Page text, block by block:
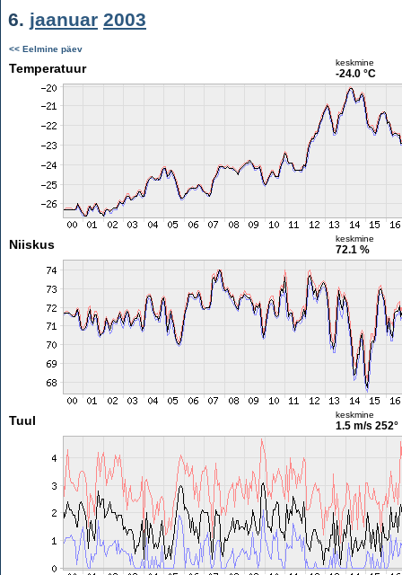
6. jaanuar 2003
<< Eelmine päev
Temperatuur keskmine
-24.0 °C
Niiskus keskmine
72.1 %
Tuul keskmine
1.5 m/s 252°